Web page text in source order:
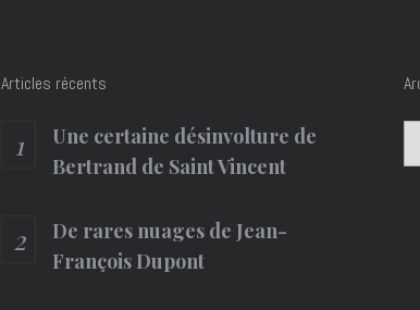
Articles récents
Une certaine désinvolture de
Bertrand de Saint Vincent
De rares nuages de Jean-
François Dupont